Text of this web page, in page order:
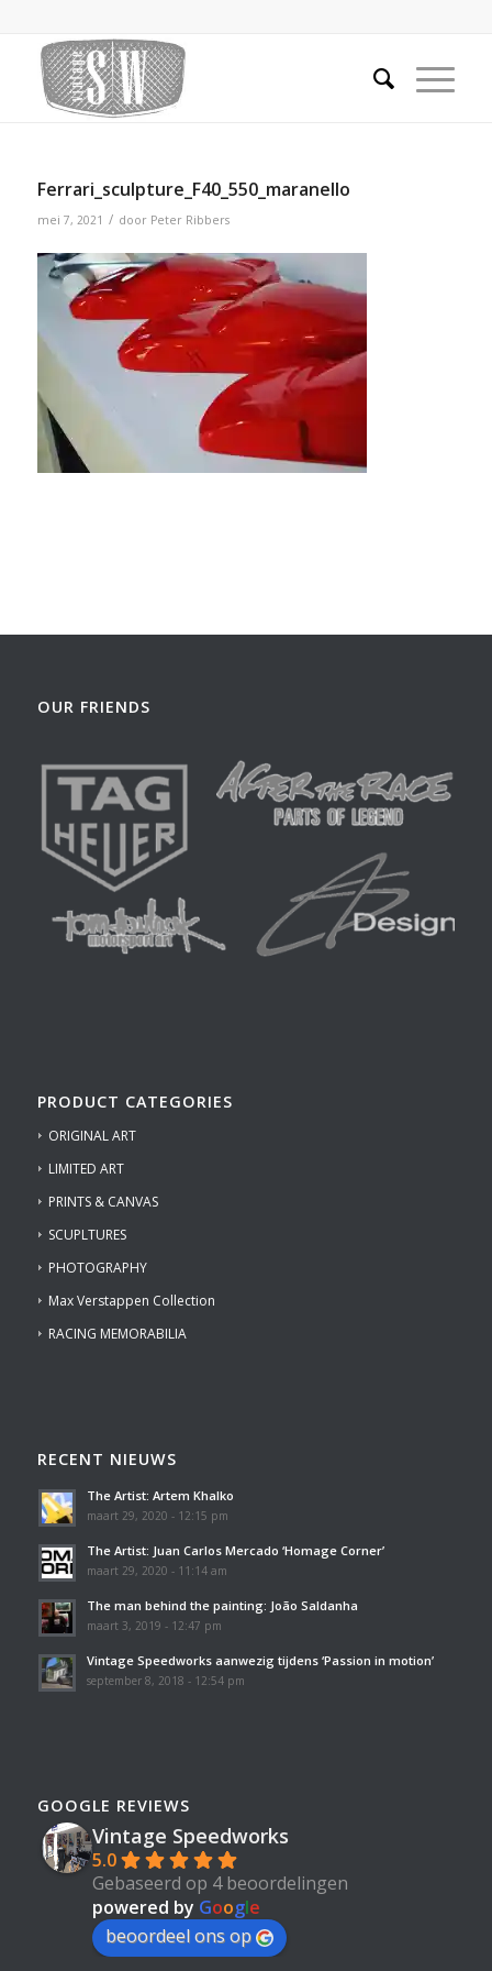
Ferrari_sculpture_F40_550_maranello
mei 7, 2021 / door Peter Ribbers
OUR FRIENDS
PRODUCT CATEGORIES
ORIGINAL ART
LIMITED ART
PRINTS & CANVAS
SCUPLTURES
PHOTOGRAPHY
Max Verstappen Collection
RACING MEMORABILIA
RECENT NIEUWS
The Artist: Artem Khalko
maart 29, 2020 - 12:15 pm
The Artist: Juan Carlos Mercado ‘Homage Corner’
maart 29, 2020 - 11:14 am
The man behind the painting: João Saldanha
maart 3, 2019 - 12:47 pm
Vintage Speedworks aanwezig tijdens ‘Passion in motion’
september 8, 2018 - 12:54 pm
GOOGLE REVIEWS
Vintage Speedworks
5.0
Gebaseerd op 4 beoordelingen
powered by Google
beoordeel ons op